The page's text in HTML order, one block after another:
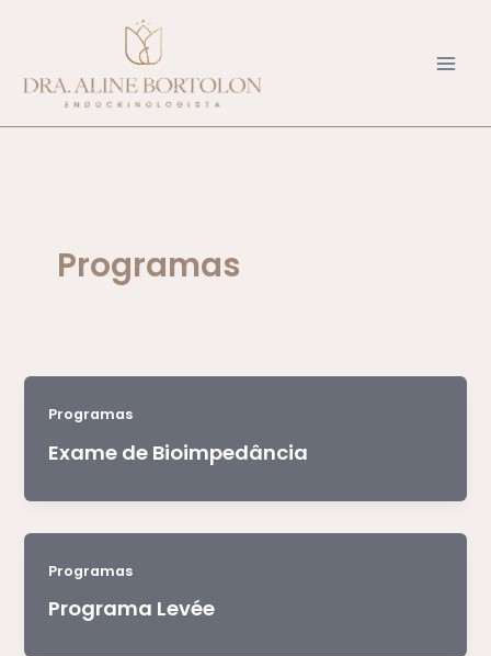
conteúdo
Programas
Programas
Exame de Bioimpedância
Programas
Programa Levée